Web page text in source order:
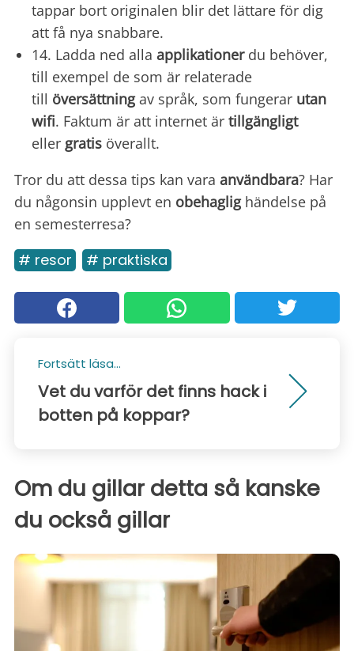
tappar bort originalen blir det lättare för dig
att få nya snabbare.
14. Ladda ned alla applikationer du behöver,
till exempel de som är relaterade
till översättningav språk, som fungerar utan
wifi. Faktum är att internet är tillgängligt
eller gratis överallt.
Tror du att dessa tips kan vara användbara? Har
du någonsin upplevt en obehaglighändelse på
en semesterresa?
# resor # praktiska
Fortsätt läsa...
Vet du varför det finns hack i
botten på koppar?
Om du gillar detta så kanske
du också gillar